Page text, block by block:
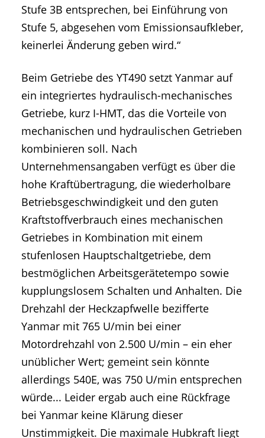
Stufe 3B entsprechen, bei Einführung von
Stufe 5, abgesehen vom Emissionsaufkleber,
keinerlei Änderung geben wird.“
Beim Getriebe des YT490 setzt Yanmar auf
ein integriertes hydraulisch-mechanisches
Getriebe, kurz I-HMT, das die Vorteile von
mechanischen und hydraulischen Getrieben
kombinieren soll. Nach
Unternehmensangaben verfügt es über die
hohe Kraftübertragung, die wiederholbare
Betriebsgeschwindigkeit und den guten
Kraftstoffverbrauch eines mechanischen
Getriebes in Kombination mit einem
stufenlosen Hauptschaltgetriebe, dem
bestmöglichen Arbeitsgerätetempo sowie
kupplungslosem Schalten und Anhalten. Die
Drehzahl der Heckzapfwelle bezifferte
Yanmar mit 765 U/min bei einer
Motordrehzahl von 2.500 U/min – ein eher
unüblicher Wert; gemeint sein könnte
allerdings 540E, was 750 U/min entsprechen
würde... Leider ergab auch eine Rückfrage
bei Yanmar keine Klärung dieser
Unstimmigkeit. Die maximale Hubkraft liegt